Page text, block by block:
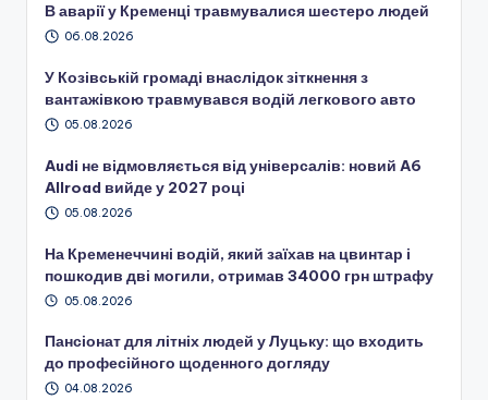
В аварії у Кременці травмувалися шестеро людей
06.08.2026
У Козівській громаді внаслідок зіткнення з
вантажівкою травмувався водій легкового авто
05.08.2026
Audi не відмовляється від універсалів: новий A6
Allroad вийде у 2027 році
05.08.2026
На Кременеччині водій, який заїхав на цвинтар і
пошкодив дві могили, отримав 34000 грн штрафу
05.08.2026
Пансіонат для літніх людей у Луцьку: що входить
до професійного щоденного догляду
04.08.2026